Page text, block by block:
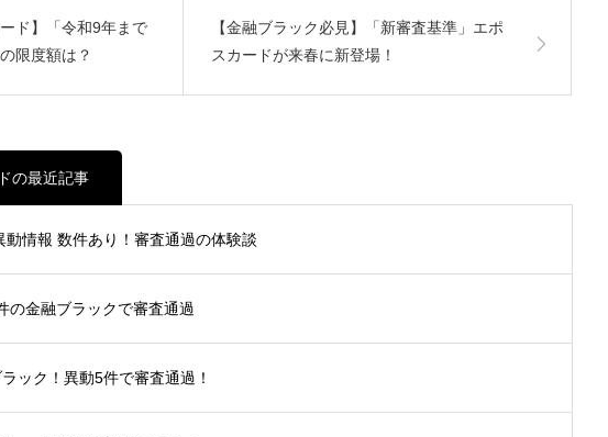
ド】「令和9年まで
限度額は？
【金融ブラック必見】「新審査基準」エポ
スカードが来春に新登場！
の最近記事
動情報 数件あり！審査通過の体験談
の金融ブラックで審査通過
ック！異動5件で審査通過！